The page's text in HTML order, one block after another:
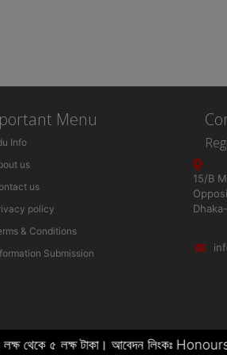
লক্ষ থেকে ৫ লক্ষ টাকা। আবেদন লিংকঃ
Menu
Info
us
us
policy
& Conditions
Submission
15/B